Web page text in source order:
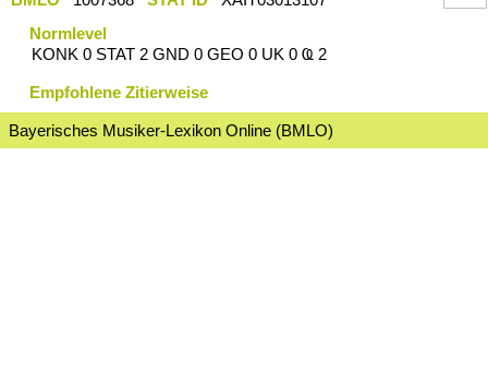
Normlevel
KONK 0 STAT 2 GND 0 GEO 0 UK 0 Ҩ 2
Empfohlene Zitierweise
Bayerisches Musiker-Lexikon Online (BMLO)